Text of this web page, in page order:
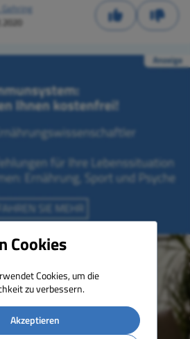
Cookies
Cookies, um die
zu verbessern.
Akzeptieren